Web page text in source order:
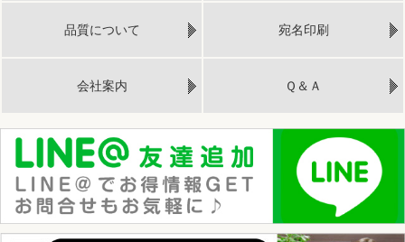
品質について 宛名印刷
会社案内 Ｑ＆Ａ